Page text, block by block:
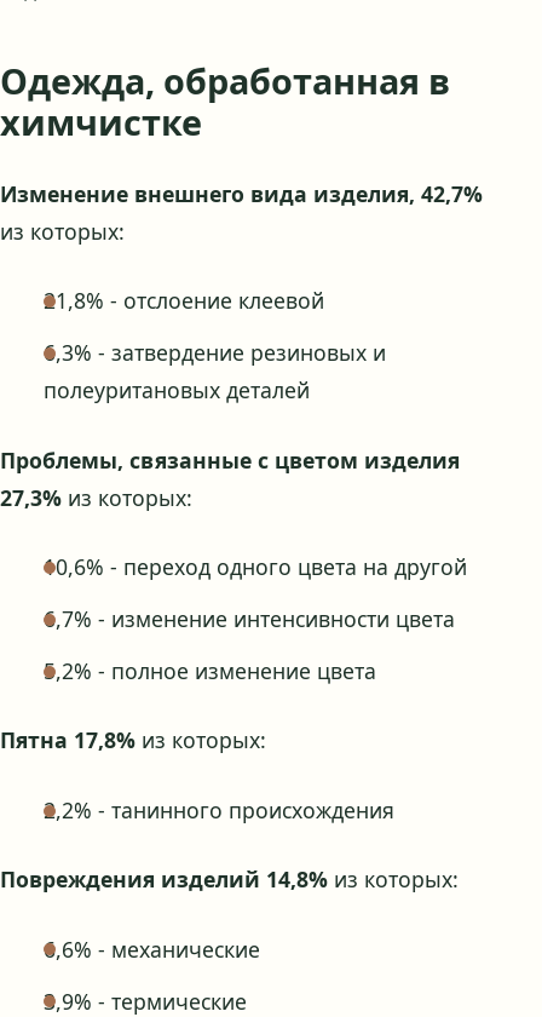
Одежда, обработанная в
химчистке
Изменение внешнего вида изделия, 42,7%
из которых:
21,8% - отслоение клеевой
6,3% - затвердение резиновых и
полеуритановых деталей
Проблемы, связанные с цветом изделия
27,3% из которых:
10,6% - переход одного цвета на другой
6,7% - изменение интенсивности цвета
5,2% - полное изменение цвета
Пятна 17,8% из которых:
2,2% - танинного происхождения
Повреждения изделий 14,8% из которых:
6,6% - механические
3,9% - термические